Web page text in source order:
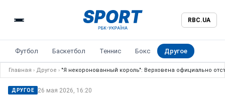
RBC.UA
Футбол Баскетбол Теннис Бокс Другое
Главная › Другое › "Я некоронованный король": Верховена официально
ДРУГОЕ 26 мая 2026, 16:20